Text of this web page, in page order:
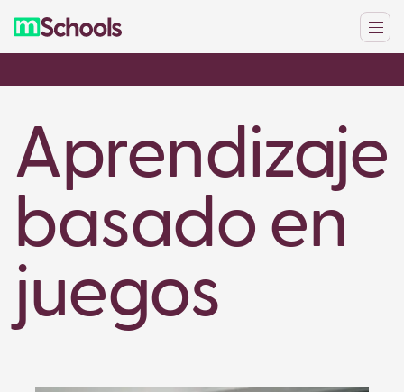
Aprendizaje
basado en
juegos